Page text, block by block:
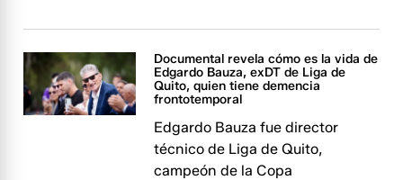
Documental revela cómo es la vida de
Edgardo Bauza, exDT de Liga de
Quito, quien tiene demencia
frontotemporal
Edgardo Bauza fue director
técnico de Liga de Quito,
campeón de la Copa